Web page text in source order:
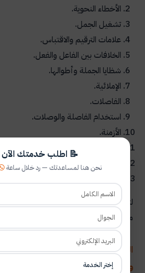
الأخطاء النحوية.
تشغيل الجمل.
علامات الترقيم والاقتباس.
الخلافات بين الفاعل والفعل.
شظايا الجملة وأطوالها.
الإملائية.
الفاصلات.
استخدام الفاصلة والوصلات.
الأزمنة.
الهيكل والموضوع.
التنظيم والتنسيق.
لتحرير مستند أو محتوى عبر الإنترنت
مراجعة شاملة للتدقيق اللغوي.
الفرق بين المصححين والمدققين
واحد لنفس المعنى
📝 اطلب خدمتك الآن
نحن هنا لمساعدتك — رد خلال ساعة